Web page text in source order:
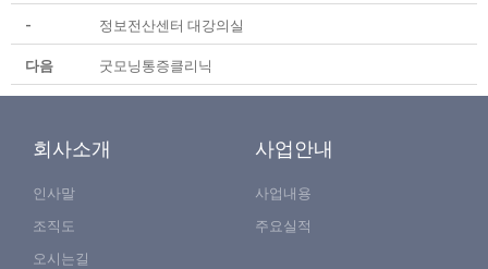
- 정보전산센터 대강의실
다음 굿모닝통증클리닉
회사소개
인사말
조직도
오시는길
사업안내
사업내용
주요실적